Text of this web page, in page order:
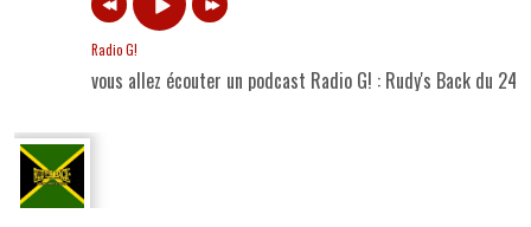
Radio G!
vous allez écouter un podcast Radio G! : Rudy's Back du 24